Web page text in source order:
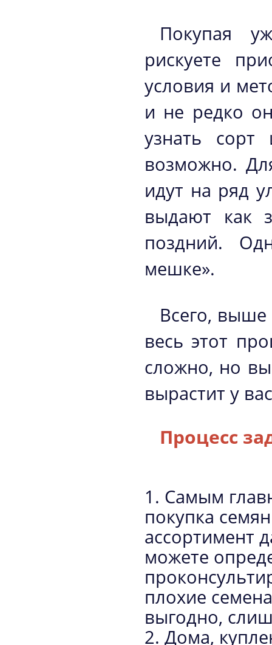
Покупая
рискуете
условия и
и не редко
узнать сорт
возможно.
идут на ряд
выдают как
поздний.
мешке».
Всего, выше
весь этот
сложно, но
вырастит у
Процесс
1. Самым
покупка
ассортимент
можете
плохие
выгодно,
2. Дома,